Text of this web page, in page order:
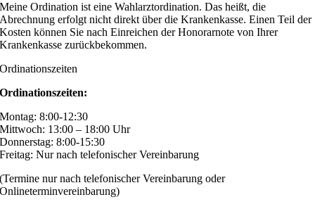
Meine Ordination ist eine Wahlarztordination. Das heißt, die
Abrechnung erfolgt nicht direkt über die Krankenkasse. Einen Teil der
Kosten können Sie nach Einreichen der Honorarnote von Ihrer
Krankenkasse zurückbekommen.
Ordinationszeiten
Ordinationszeiten:
Montag: 8:00-12:30
Mittwoch: 13:00 – 18:00 Uhr
Donnerstag: 8:00-15:30
Freitag: Nur nach telefonischer Vereinbarung
(Termine nur nach telefonischer Vereinbarung oder
Onlineterminvereinbarung)